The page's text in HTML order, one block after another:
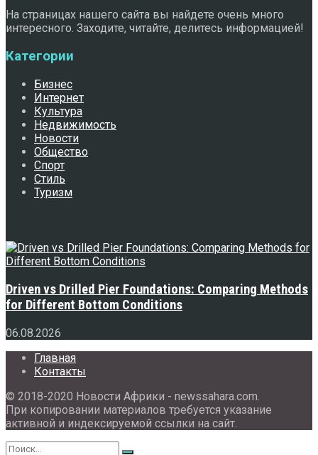
На страницах нашего сайта вы найдете очень много
интересного. Заходите, читайте, делитесь информацией!
Категории
Бизнес
Интернет
Культура
Недвижимость
Новости
Общество
Спорт
Стиль
Туризм
Driven vs Drilled Pier Foundations: Comparing Methods
for Different Bottom Conditions
06.08.2026
Главная
Контакты
© 2018-2020 Новости Африки - newssahara.com.
При копировании материалов требуется указание
активной и индексируемой ссылки на сайт.